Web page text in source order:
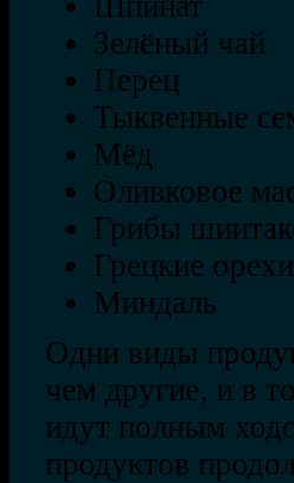
Зелёный чай
Перец
Тыквенные
Мёд
Оливковое
Грибы
Грецкие орехи
Миндаль
Одни виды
чем другие, и в
идут полным
продуктов